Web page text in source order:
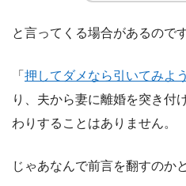
と言ってくる場合があるのです
「 押してダメなら引いてみよう
り、夫から妻に離婚を突き付
わりすることはありません。
じゃあなんで前言を翻すのか